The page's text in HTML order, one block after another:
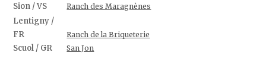
Sion / VS Ranch des Maragnènes
Lentigny /
FR
Ranch de la Briqueterie
Scuol / GR San Jon